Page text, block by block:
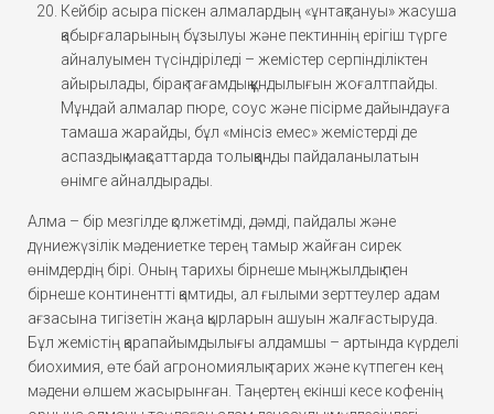
Кейбір асыра піскен алмалардың «ұнтақтануы» жасуша
қабырғаларының бұзылуы және пектиннің ерігіш түрге
айналуымен түсіндіріледі – жемістер серпінділіктен
айырылады, бірақ тағамдық құндылығын жоғалтпайды.
Мұндай алмалар пюре, соус және пісірме дайындауға
тамаша жарайды, бұл «мінсіз емес» жемістерді де
аспаздық мақсаттарда толыққанды пайдаланылатын
өнімге айналдырады.
Алма – бір мезгілде қолжетімді, дәмді, пайдалы және
дүниежүзілік мәдениетке терең тамыр жайған сирек
өнімдердің бірі. Оның тарихы бірнеше мыңжылдық пен
бірнеше континентті қамтиды, ал ғылыми зерттеулер адам
ағзасына тигізетін жаңа қырларын ашуын жалғастыруда.
Бұл жемістің қарапайымдылығы алдамшы – артында күрделі
биохимия, өте бай агрономиялық тарих және күтпеген кең
мәдени өлшем жасырынған. Таңертең екінші кесе кофенің